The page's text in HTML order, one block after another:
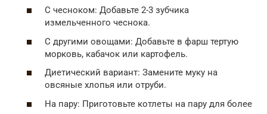
С чесноком: Добавьте 2-3 зубчика
измельченного чеснока.
С другими овощами: Добавьте в фарш тертую
морковь, кабачок или картофель.
Диетический вариант: Замените муку на
овсяные хлопья или отруби.
На пару: Приготовьте котлеты на пару для более